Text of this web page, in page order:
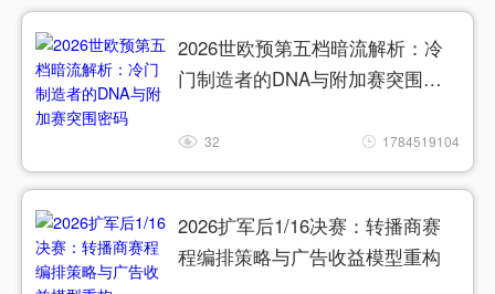
2026世欧预第五档暗流解析：冷
门制造者的DNA与附加赛突围密
32 1784519104
2026扩军后1/16决赛：转播商赛
程编排策略与广告收益模型重构